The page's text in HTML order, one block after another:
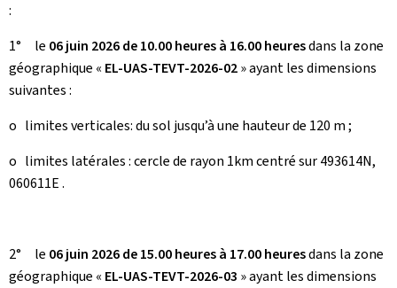
:
1° le 06 juin 2026 de 10.00 heures à 16.00 heuresdans la zone
géographique « EL-UAS-TEVT-2026-02» ayant les dimensions
suivantes :
o limites verticales: du sol jusqu’à une hauteur de 120 m ;
o limites latérales : cercle de rayon 1km centré sur 493614N,
060611E .
2° le 06 juin 2026 de 15.00 heures à 17.00 heuresdans la zone
géographique « EL-UAS-TEVT-2026-03 » ayant les dimensions